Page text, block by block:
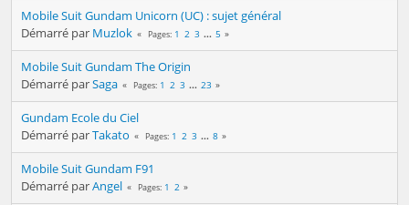
Mobile Suit Gundam Unicorn (UC) : sujet général
Démarré par Muzlok Pages 1 2 3 ... 5
Mobile Suit Gundam The Origin
Démarré parSaga Pages 1 2 3 ... 23
Gundam Ecole du Ciel
Démarré parTakato Pages 1 2 3 ... 8
Mobile Suit Gundam F91
Démarré parAngel Pages 1 2